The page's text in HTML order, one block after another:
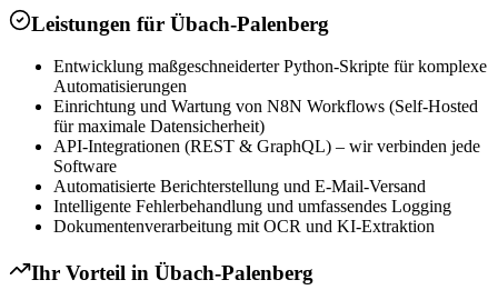
Leistungen für Übach-Palenberg
Entwicklung maßgeschneiderter Python-Skripte für komplexe
Automatisierungen
Einrichtung und Wartung von N8N Workflows (Self-Hosted
für maximale Datensicherheit)
API-Integrationen (REST & GraphQL) – wir verbinden jede
Software
Automatisierte Berichterstellung und E-Mail-Versand
Intelligente Fehlerbehandlung und umfassendes Logging
Dokumentenverarbeitung mit OCR und KI-Extraktion
Ihr Vorteil in Übach-Palenberg